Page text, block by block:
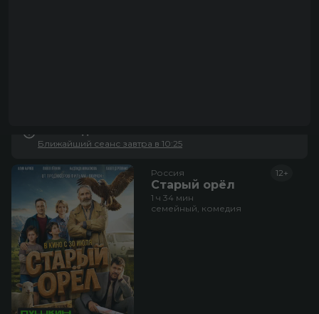
Ближайший сеанс завтра в 10:25
Россия
Старый орёл
12+
1 ч 34 мин
семейный, комедия